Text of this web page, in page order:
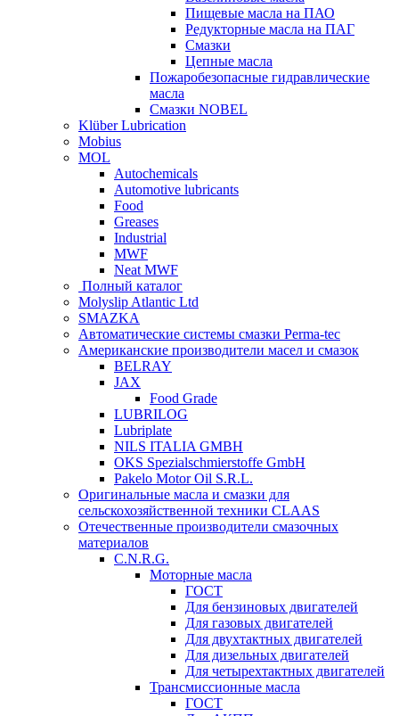
Пищевые масла на ПАО
Редукторные масла на ПАГ
Смазки
Цепные масла
Пожаробезопасные гидравлические
масла
Смазки NOBEL
Klüber Lubrication
Mobius
MOL
Autochemicals
Automotive lubricants
Food
Greases
Industrial
MWF
Neat MWF
Полный каталог
Molyslip Atlantic Ltd
SMAZKA
Автоматические системы смазки Perma-tec
Американские производители масел и смазок
BELRAY
JAX
Food Grade
LUBRILOG
Lubriplate
NILS ITALIA GMBH
OKS Spezialschmierstoffe GmbH
Pakelo Motor Oil S.R.L.
Оригинальные масла и смазки для
сельскохозяйственной техники CLAAS
Отечественные производители смазочных
материалов
C.N.R.G.
Моторные масла
ГОСТ
Для бензиновых двигателей
Для газовых двигателей
Для двухтактных двигателей
Для дизельных двигателей
Для четырехтактных двигателей
Трансмиссионные масла
ГОСТ